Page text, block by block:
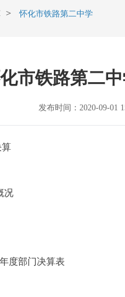
> 怀化市铁路第二中学
市铁路第二
发布时间：2020-09-01
算
况
度部门决算表